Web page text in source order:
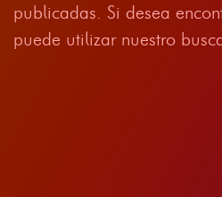
publicadas. Si desea
puede utilizar nuestro